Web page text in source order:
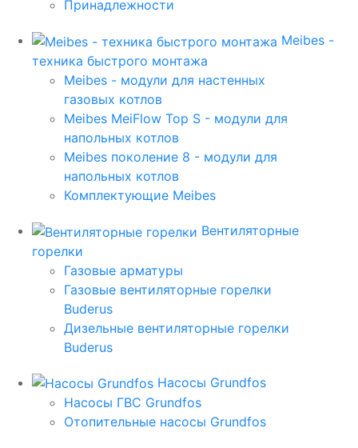
Принадлежности
Meibes -
техника быстрого монтажа
Meibes - модули для настенных
газовых котлов
Meibes MeiFlow Top S - модули для
напольных котлов
Meibes поколение 8 - модули для
напольных котлов
Комплектующие Meibes
Вентиляторные
горелки
Газовые арматуры
Газовые вентиляторные горелки
Buderus
Дизельные вентиляторные горелки
Buderus
Насосы Grundfos
Насосы ГВС Grundfos
Отопительные насосы Grundfos